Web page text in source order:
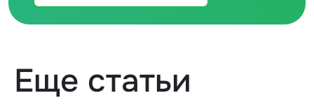
Еще статьи